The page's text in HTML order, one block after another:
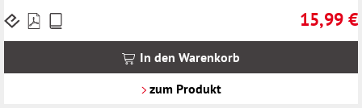
15,99 €
Preise
In den Warenkorb
zum Produkt